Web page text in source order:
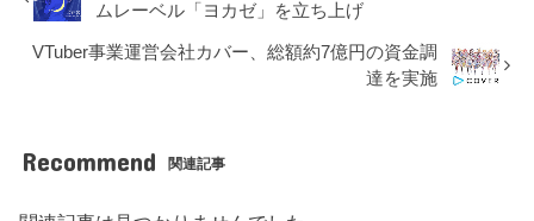
ムレーベル「ヨカゼ」を立ち上げ
VTuber事業運営会社カバー、総額約7億円の資金調
達を実施
Recommend 関連記事